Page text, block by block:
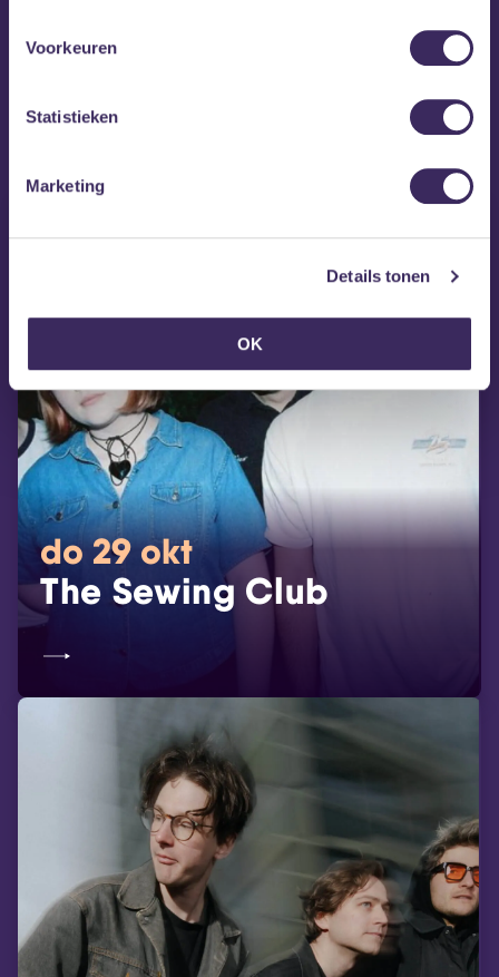
Voorkeuren
Statistieken
Marketing
Details tonen
OK
MEZZ tipt
do 29 okt
The Sewing Club